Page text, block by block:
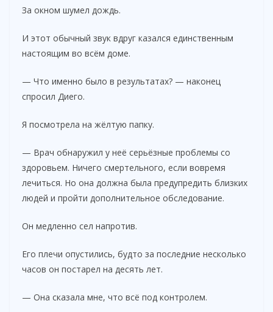
За окном шумел дождь.
И этот обычный звук вдруг казался единственным
настоящим во всём доме.
— Что именно было в результатах? — наконец
спросил Диего.
Я посмотрела на жёлтую папку.
— Врач обнаружил у неё серьёзные проблемы со
здоровьем. Ничего смертельного, если вовремя
лечиться. Но она должна была предупредить близких
людей и пройти дополнительное обследование.
Он медленно сел напротив.
Его плечи опустились, будто за последние несколько
часов он постарел на десять лет.
— Она сказала мне, что всё под контролем.